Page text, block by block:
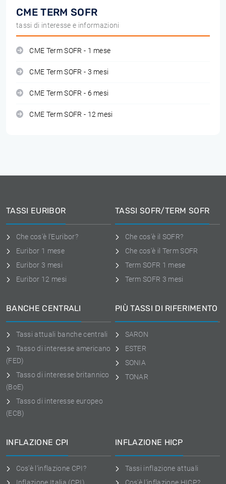
CME TERM SOFR
tassi di interesse e informazioni
CME Term SOFR - 1 mese
CME Term SOFR - 3 mesi
CME Term SOFR - 6 mesi
CME Term SOFR - 12 mesi
TASSI EURIBOR
Che cos'è l'Euribor?
Euribor 1 mese
Euribor 3 mesi
Euribor 12 mesi
TASSI SOFR/TERM SOFR
Che cos'è il SOFR?
Che cos'è il Term SOFR
Term SOFR 1 mese
Term SOFR 3 mesi
BANCHE CENTRALI
Tassi attuali banche centrali
Tasso di interesse americano
(FED)
Tasso di interesse britannico
(BoE)
Tasso di interesse europeo
(ECB)
PIÙ TASSI DI RIFERIMENTO
SARON
ESTER
SONIA
TONAR
INFLAZIONE CPI
Cos'è l'inflazione CPI?
INFLAZIONE HICP
Tassi inflazione attuali